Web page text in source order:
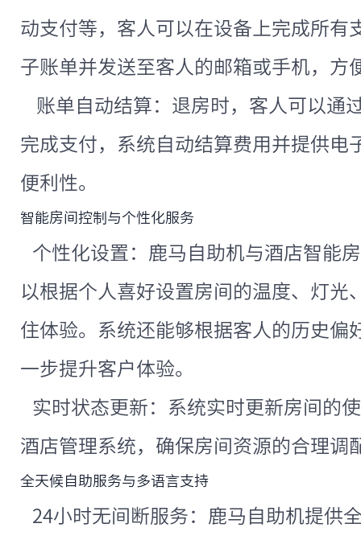
动支付等，客人可以在设备上完成所有
子账单并发送至客人的邮箱或手机，方
账单自动结算：退房时，客人可以通
完成支付，系统自动结算费用并提供电
便利性。
智能房间控制与个性化服务
个性化设置：鹿马自助机与酒店智能
以根据个人喜好设置房间的温度、灯光
住体验。系统还能够根据客人的历史偏
一步提升客户体验。
实时状态更新：系统实时更新房间的
酒店管理系统，确保房间资源的合理调
全天候自助服务与多语言支持
24小时无间断服务：鹿马自助机提供